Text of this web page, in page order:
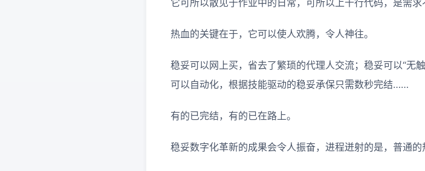
它可所以散见于作业中的日常，可所以上千行代码，是需
热血的关键在于，它可以使人欢腾，令人神往。
稳妥可以网上买，省去了繁琐的代理人交流；稳妥可以“无
可以自动化，根据技能驱动的稳妥承保只需数秒完结……
有的已完结，有的已在路上。
稳妥数字化革新的成果会令人振奋，进程迸射的是，普通的